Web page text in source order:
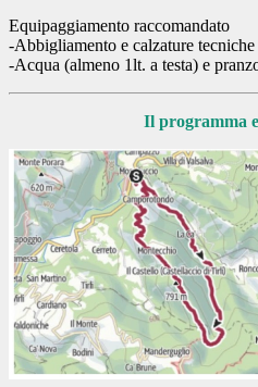
Equipaggiamento raccomandato
-Abbigliamento e calzature
-Acqua (almeno 1lt. a testa) e
Il programma